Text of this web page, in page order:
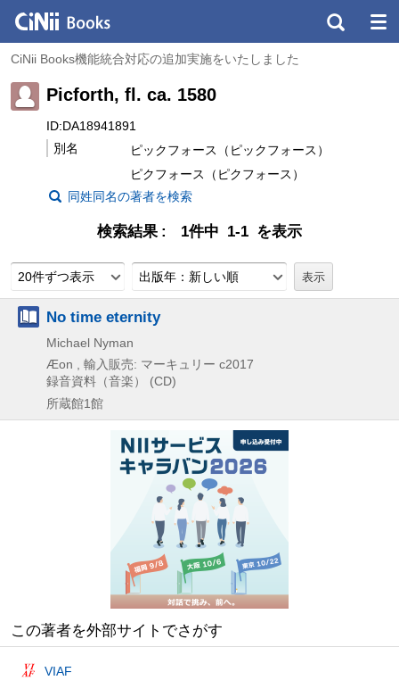
CiNii Books機能統合対応の追加実施をいたしました
Picforth, fl. ca. 1580
ID:DA18941891
別名
ピックフォース（ピックフォース）
ピクフォース（ピクフォース）
同姓同名の著者を検索
検索結果 1件中 1-1 を表示
20件ずつ表示 出版年：新しい順
No time eternity
Michael Nyman
Æon , 輸入販売: マーキュリー c2017
録音資料（音楽） (CD)
所蔵館1館
この著者を外部サイトでさがす
VIAF